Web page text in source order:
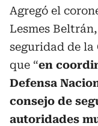
Agregó el
Lesmes
seguridad de
que “en
Defensa
consejo de
autoridades